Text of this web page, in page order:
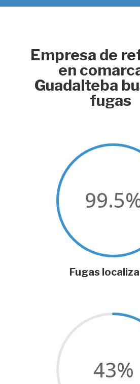
Empresa de
en
Guadalteba
fugas
99.5
Fugas
43%